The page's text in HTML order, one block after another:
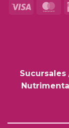
Visa
Sucursales
Nutrimental